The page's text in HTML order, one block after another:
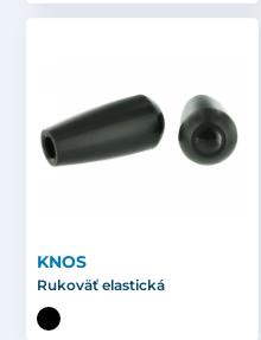
KNOS
Rukoväť elastická